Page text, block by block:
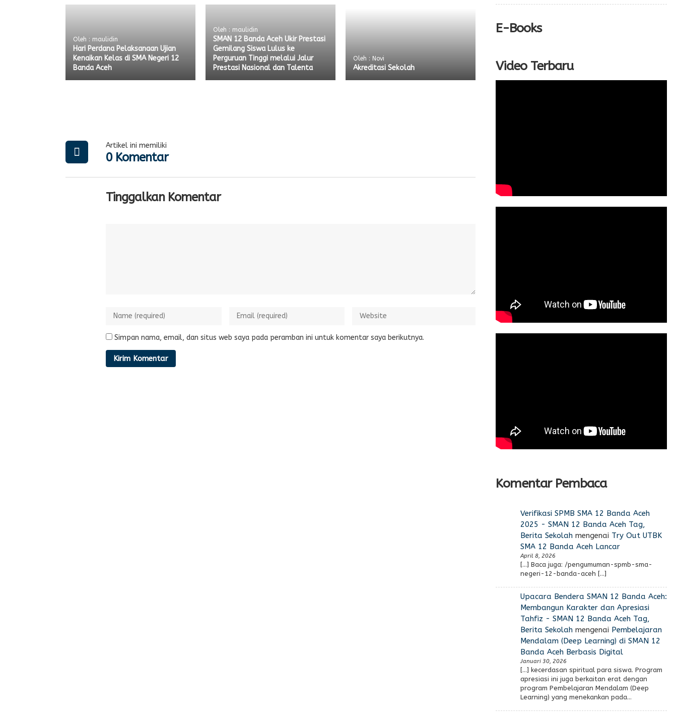
Oleh : maulidin
Hari Perdana Pelaksanaan Ujian
Kenaikan Kelas di SMA Negeri 12
Banda Aceh
Oleh : maulidin
SMAN 12 Banda Aceh Ukir Prestasi
Gemilang Siswa Lulus ke
Perguruan Tinggi melalui Jalur
Prestasi Nasional dan Talenta
Oleh : Novi
Akreditasi Sekolah
Artikel ini memiliki
0 Komentar
Tinggalkan Komentar
Simpan nama, email, dan situs web saya pada peramban ini untuk komentar saya berikutnya.
E-Books
Video Terbaru
Komentar Pembaca
Verifikasi SPMB SMA 12 Banda Aceh
2025 - SMAN 12 Banda Aceh Tag,
Berita Sekolahmengenai Try Out UTBK
SMA 12 Banda Aceh Lancar
April 8, 2026
[…] Baca juga: /pengumuman-spmb-sma-
negeri-12-banda-aceh […]
Upacara Bendera SMAN 12 Banda Aceh:
Membangun Karakter dan Apresiasi
Tahfiz - SMAN 12 Banda Aceh Tag,
Berita Sekolahmengenai Pembelajaran
Mendalam (Deep Learning) di SMAN 12
Banda Aceh Berbasis Digital
Januari 30, 2026
[…] kecerdasan spiritual para siswa. Program
apresiasi ini juga berkaitan erat dengan
program Pembelajaran Mendalam (Deep
Learning) yang menekankan pada…